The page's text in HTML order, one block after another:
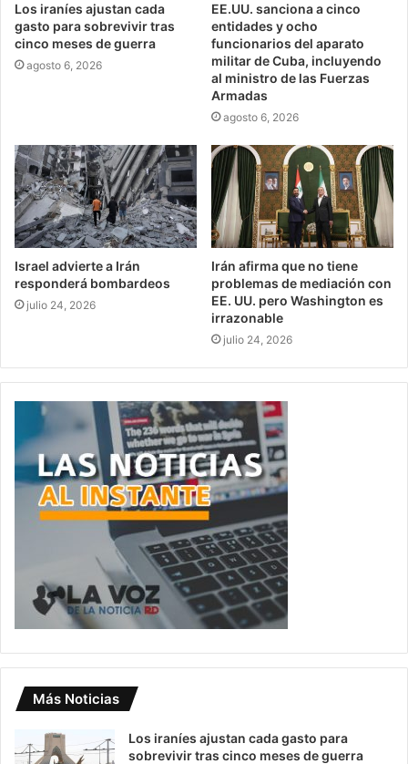
Los iraníes ajustan cada
gasto para sobrevivir tras
cinco meses de guerra
agosto 6, 2026
EE.UU. sanciona a cinco
entidades y ocho
funcionarios del aparato
militar de Cuba, incluyendo
al ministro de las Fuerzas
Armadas
agosto 6, 2026
Israel advierte a Irán
responderá bombardeos
julio 24, 2026
Irán afirma que no tiene
problemas de mediación con
EE. UU. pero Washington es
irrazonable
julio 24, 2026
Más Noticias
Los iraníes ajustan cada gasto para
sobrevivir tras cinco meses de guerra